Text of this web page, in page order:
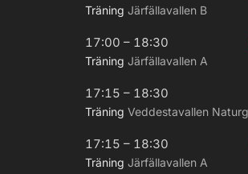
Träning Järfällavallen B
17:00 – 18:30
Träning Järfällavallen A
17:15 – 18:30
Träning Veddestavallen
17:15 – 18:30
Träning Järfällavallen A